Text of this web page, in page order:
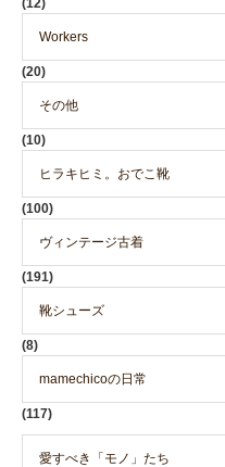
(12)
Workers
(20)
その他
(10)
ヒラキヒミ。おでこ靴
(100)
ヴィンテージ古着
(191)
靴シューズ
(8)
mamechicoの日常
(117)
愛すべき「モノ」たち